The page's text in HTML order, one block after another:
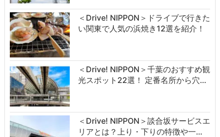
＜Drive! NIPPON＞ドライブで行きた
い関東で人気の浜焼き12選を紹介！
＜Drive! NIPPON＞千葉のおすすめ観
光スポット22選！ 定番名所から穴…
＜Drive! NIPPON＞談合坂サービスエ
リアとは？上り・下りの特徴や一…